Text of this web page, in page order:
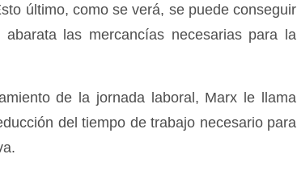
último, como se verá, se puede conseguir
las mercancías necesarias para la
de la jornada laboral, Marx le llama
del tiempo de trabajo necesario para